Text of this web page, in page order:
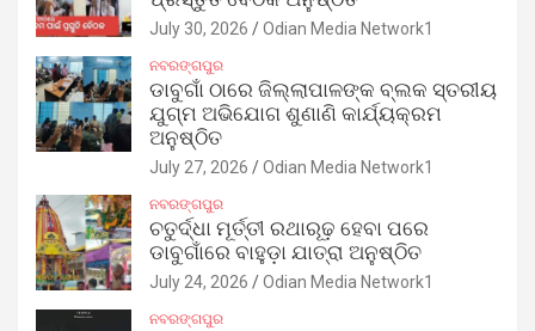
July 30, 2026 Odian Media Network1
ନବରଙ୍ଗପୁର
ଡାବୁଗାଁ ଠାରେ ଜିଲ୍ଲାପାଳଙ୍କ ବ୍ଲକ ସ୍ତରୀୟ
ଯୁଗ୍ମ ଅଭିଯୋଗ ଶୁଣାଣି କାର୍ଯ୍ୟକ୍ରମ
ଅନୁଷ୍ଠିତ
July 27, 2026 Odian Media Network1
ନବରଙ୍ଗପୁର
ଚତୁର୍ଦ୍ଧା ମୂର୍ତ୍ତୀ ରଥାରୂଢ଼ ହେବା ପରେ
ଡାବୁଗାଁରେ ବାହୁଡ଼ା ଯାତ୍ରା ଅନୁଷ୍ଠିତ
July 24, 2026 Odian Media Network1
ନବରଙ୍ଗପୁର